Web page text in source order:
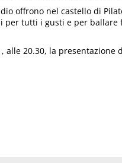
offrono nel castello di
per tutti i gusti e per
alle 20.30, la